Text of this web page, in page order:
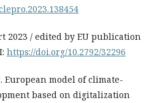
2023 / edited by EU publication
https://doi.org/10.2792/32296
European model of climate-
based on digitalization